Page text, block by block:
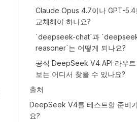
Claude Opus 4.7이나 GPT-5.4
교체해야 하나요?
`deepseek-chat`과
reasoner`는 어떻게 되나요?
공식 DeepSeek V4 API 라우트
보는 어디서 찾을 수 있나요?
출처
DeepSeek V4를 테스트할 준비
요?